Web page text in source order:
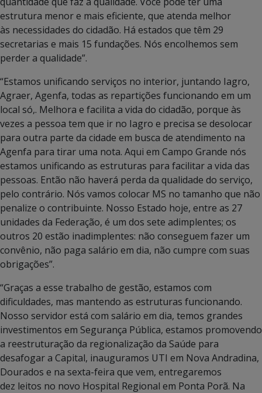
estrutura menor e mais eficiente, que atenda melhor
às necessidades do cidadão. Há estados que têm 29
secretarias e mais 15 fundações. Nós encolhemos sem
perder a qualidade”.
“Estamos unificando serviços no interior, juntando Iagro,
Agraer, Agenfa, todas as repartições funcionando em um
local só,. Melhora e facilita a vida do cidadão, porque às
vezes a pessoa tem que ir no Iagro e precisa se desolocar
para outra parte da cidade em busca de atendimento na
Agenfa para tirar uma nota. Aqui em Campo Grande nós
estamos unificando as estruturas para facilitar a vida das
pessoas. Então não haverá perda da qualidade do serviço,
pelo contrário. Nós vamos colocar MS no tamanho que não
penalize o contribuinte. Nosso Estado hoje, entre as 27
unidades da Federação, é um dos sete adimplentes; os
outros 20 estão inadimplentes: não conseguem fazer um
convênio, não paga salário em dia, não cumpre com suas
obrigações”.
“Graças a esse trabalho de gestão, estamos com
dificuldades, mas mantendo as estruturas funcionando.
Nosso servidor está com salário em dia, temos grandes
investimentos em Segurança Pública, estamos promovendo
a reestruturação da regionalização da Saúde para
desafogar a Capital, inauguramos UTI em Nova Andradina,
Dourados e na sexta-feira que vem, entregaremos
dez leitos no novo Hospital Regional em Ponta Porã. Na